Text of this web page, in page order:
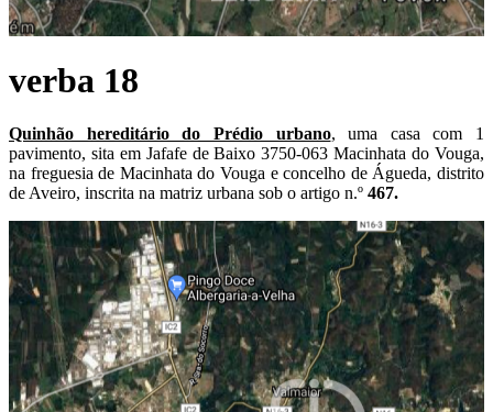
verba 18
Quinhão hereditário do Prédio urbano, uma casa com 1
pavimento, sita em Jafafe de Baixo 3750-063 Macinhata do Vouga,
na freguesia de Macinhata do Vouga e concelho de Águeda, distrito
de Aveiro, inscrita na matriz urbana sob o artigo n.º 467.